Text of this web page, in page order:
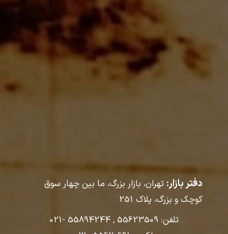
دفتر بازار: تهران، بازار بزرگ، ما بین چهار سوق
کوچک و بزرگ، پلاک 251
تلفن: 55623509 , 55894244 -021